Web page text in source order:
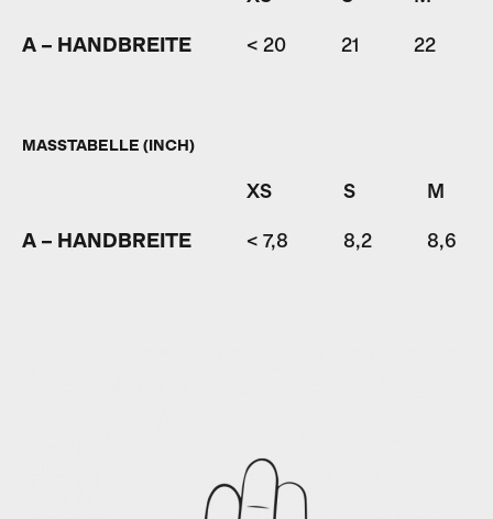
A – HANDBREITE < 20 21 22
MASSTABELLE (INCH)
XS S M
A – HANDBREITE < 7,8 8,2 8,6